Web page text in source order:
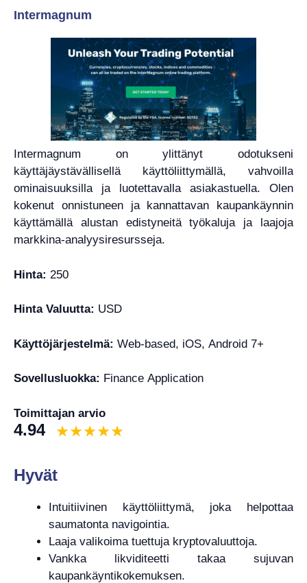
Intermagnum
Intermagnum on ylittänyt odotukseni
käyttäjäystävällisellä käyttöliittymällä, vahvoilla
ominaisuuksilla ja luotettavalla asiakastuella. Olen
kokenut onnistuneen ja kannattavan kaupankäynnin
käyttämällä alustan edistyneitä työkaluja ja laajoja
markkina-analyysiresursseja.
Hinta: 250
Hinta Valuutta: USD
Käyttöjärjestelmä: Web-based, iOS, Android 7+
Sovellusluokka: Finance Application
Toimittajan arvio
4.94
Hyvät
Intuitiivinen käyttöliittymä, joka helpottaa
saumatonta navigointia.
Laaja valikoima tuettuja kryptovaluuttoja.
Vankka likviditeetti takaa sujuvan
kaupankäyntikokemuksen.